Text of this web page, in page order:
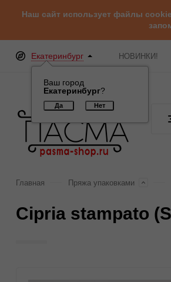
Наш сайт использует файлы
Екатеринбург
Ваш город
Екатеринбург?
НОВИНКИ!
Главная Пряжа упаковками
Cipria stampato